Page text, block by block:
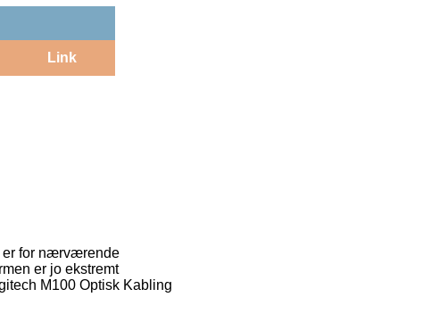
Link
er for nærværende
er jo ekstremt
M100 Optisk Kabling